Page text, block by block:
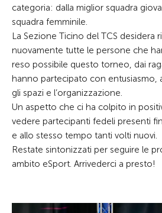
categoria: dalla miglior squadra
squadra femminile.
La Sezione Ticino del TCS desidera
nuovamente tutte le persone che
reso possibile questo torneo, dai
hanno partecipato con entusiasmo,
gli spazi e l’organizzazione.
Un aspetto che ci ha colpito in
vedere partecipanti fedeli presenti
e allo stesso tempo tanti volti nuovi.
Restate sintonizzati per seguire le
ambito eSport. Arrivederci a presto!